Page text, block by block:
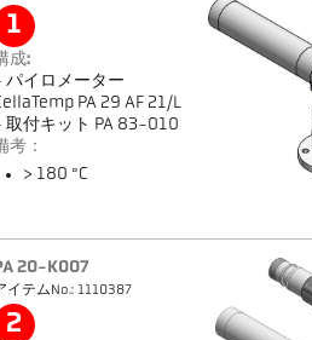
1
成:
パイロメーター
PA 29 AF 21/L
取付キット PA 83-010
考：
> 180 °C
20-K007
イテムNo.: 1110387
2